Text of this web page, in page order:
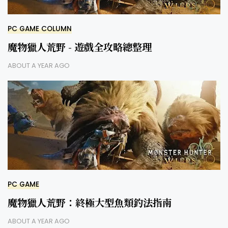
PC GAME COLUMN
魔物獵人荒野 - 遊戲全攻略總整理
ABOUT A YEAR AGO
PC GAME
魔物獵人荒野：終極大型魚類釣法指南
ABOUT A YEAR AGO